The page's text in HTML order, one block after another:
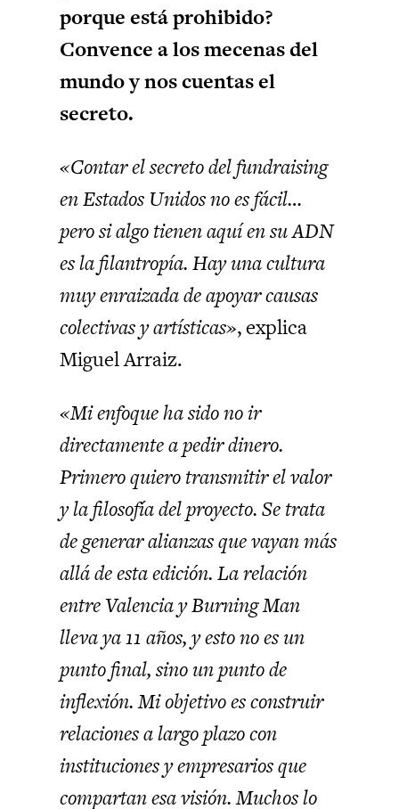
porque está prohibido?
Convence a los mecenas del
mundo y nos cuentas el
secreto.
«Contar el secreto del fundraising
en Estados Unidos no es fácil…
pero si algo tienen aquí en su ADN
es la filantropía. Hay una cultura
muy enraizada de apoyar causas
colectivas y artísticas», explica
Miguel Arraiz.
«Mi enfoque ha sido no ir
directamente a pedir dinero.
Primero quiero transmitir el valor
y la filosofía del proyecto. Se trata
de generar alianzas que vayan más
allá de esta edición. La relación
entre Valencia y Burning Man
lleva ya 11 años, y esto no es un
punto final, sino un punto de
inflexión. Mi objetivo es construir
relaciones a largo plazo con
instituciones y empresarios que
compartan esa visión. Muchos lo